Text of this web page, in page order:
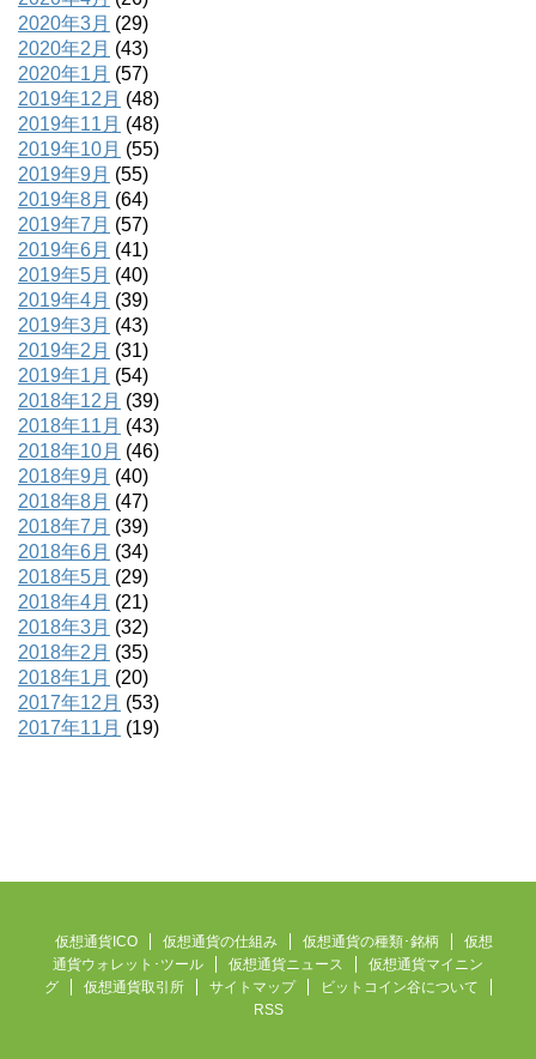
2020年3月 (29)
2020年2月 (43)
2020年1月 (57)
2019年12月 (48)
2019年11月 (48)
2019年10月 (55)
2019年9月 (55)
2019年8月 (64)
2019年7月 (57)
2019年6月 (41)
2019年5月 (40)
2019年4月 (39)
2019年3月 (43)
2019年2月 (31)
2019年1月 (54)
2018年12月 (39)
2018年11月 (43)
2018年10月 (46)
2018年9月 (40)
2018年8月 (47)
2018年7月 (39)
2018年6月 (34)
2018年5月 (29)
2018年4月 (21)
2018年3月 (32)
2018年2月 (35)
2018年1月 (20)
2017年12月 (53)
2017年11月 (19)
仮想通貨ICO 仮想通貨の仕組み 仮想通貨の種類･銘柄
仮想
通貨ウォレット･ツール
仮想通貨ニュース
仮想通貨マイニン
グ
仮想通貨取引所 サイトマップ
ビットコイン谷について
RSS